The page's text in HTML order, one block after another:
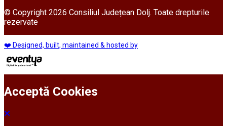
© Copyright 2026 Consiliul Județean Dolj. Toate drepturile
rezervate
❤️ Designed, built, maintained & hosted by
Acceptă Cookies